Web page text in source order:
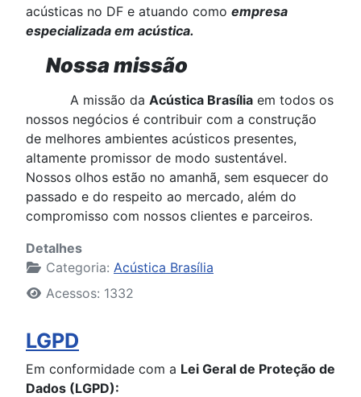
acústicas no DF e atuando como empresa
especializada em acústica.
Nossa missão
A missão da Acústica Brasília em todos os
nossos negócios é contribuir com a construção
de melhores ambientes acústicos presentes,
altamente promissor de modo sustentável.
Nossos olhos estão no amanhã, sem esquecer do
passado e do respeito ao mercado, além do
compromisso com nossos clientes e parceiros.
Detalhes
Categoria: Acústica Brasília
Acessos: 1332
LGPD
Em conformidade com a Lei Geral de Proteção de
Dados (LGPD):